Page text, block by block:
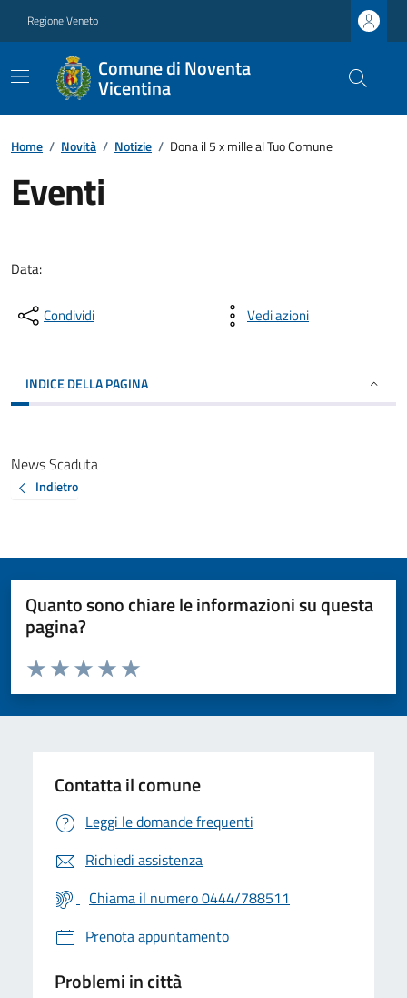
Regione Veneto
Comune di Noventa
Vicentina
Home / Novità / Notizie / Dona il 5 x mille al Tuo Comune
Eventi
Data:
Condividi Vedi azioni
INDICE DELLA PAGINA
News Scaduta
Indietro
Quanto sono chiare le informazioni su questa
pagina?
Valuta da 1 a 5 stelle la pagina
Valuta 5 stelle su 5
Valuta 4 stelle su 5
Valuta 3 stelle su 5
Valuta 2 stelle su 5
Valuta 1 stelle su 5
Contatta il comune
Leggi le domande frequenti
Richiedi assistenza
Chiama il numero 0444/788511
Prenota appuntamento
Problemi in città